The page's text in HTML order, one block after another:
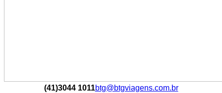
(41)3044 1011btg@btgviagens.com.br